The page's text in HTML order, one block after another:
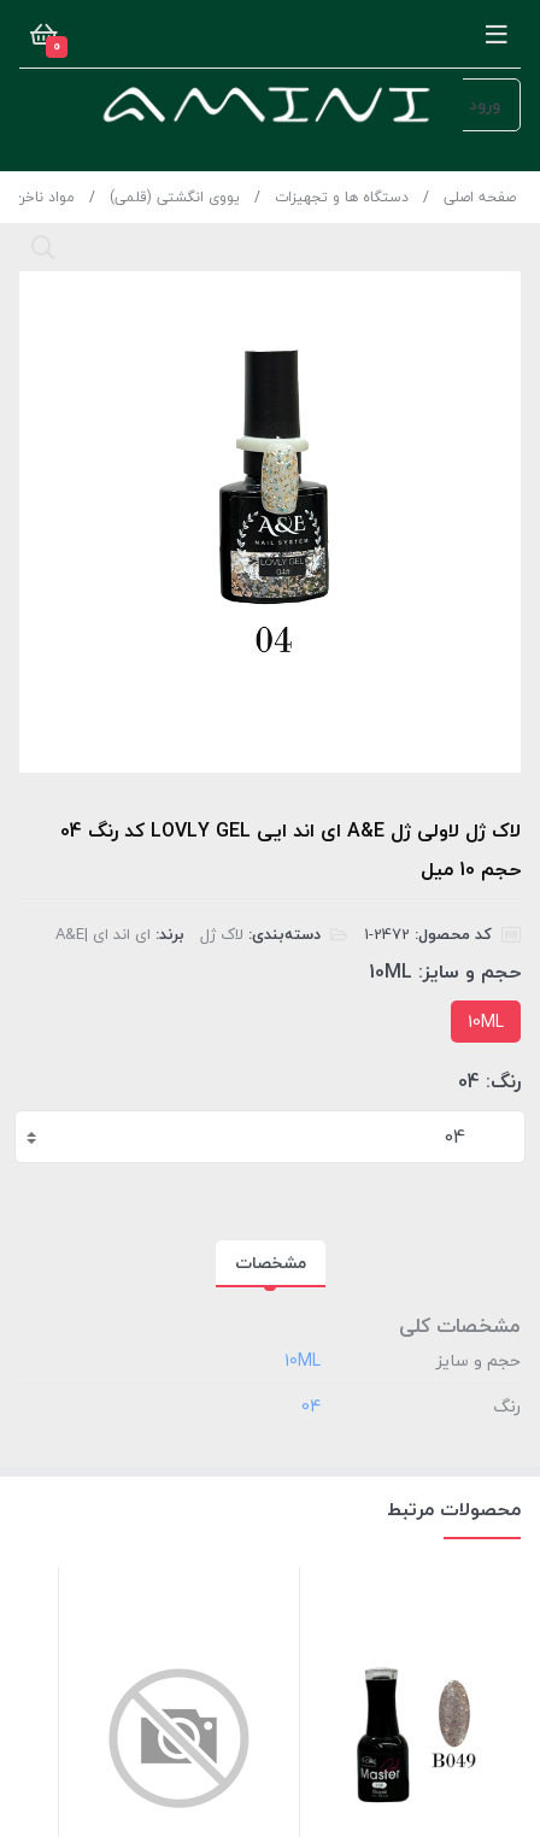
0
ورود
صفحه اصلی دستگاه ها و تجهیزات یووی انگشتی (قلمی) مواد ناخن
لاک ژل لاولی ژل A&E ای اند ایی LOVLY GEL کد رنگ 04
حجم 10 میل
کد محصول: دسته‌بندی: لاک ژل برند: ای اند ای |A&E
حجم و سایز: 10ML
10ML
رنگ: 04
04
مشخصات
مشخصات کلی
حجم و سایز
‎10ML
رنگ
‎04
محصولات مرتبط